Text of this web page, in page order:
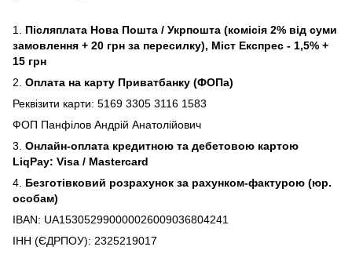
1. Післяплата Нова Пошта / Укрпошта (комісія 2% від суми
замовлення + 20 грн за пересилку), Міст Експрес - 1,5% +
15 грн
2. Оплата на карту Приватбанку (ФОПа)
Реквізити карти: 5169 3305 3116 1583
ФОП Панфілов Андрій Анатолійович
3. Онлайн-оплата кредитною та дебетовою картою
LiqPay: Visa / Mastercard
4. Безготівковий розрахунок за рахунком-фактурою (юр.
особам)
IBAN: UA153052990000026009036804241
ІНН (ЄДРПОУ): 2325219017